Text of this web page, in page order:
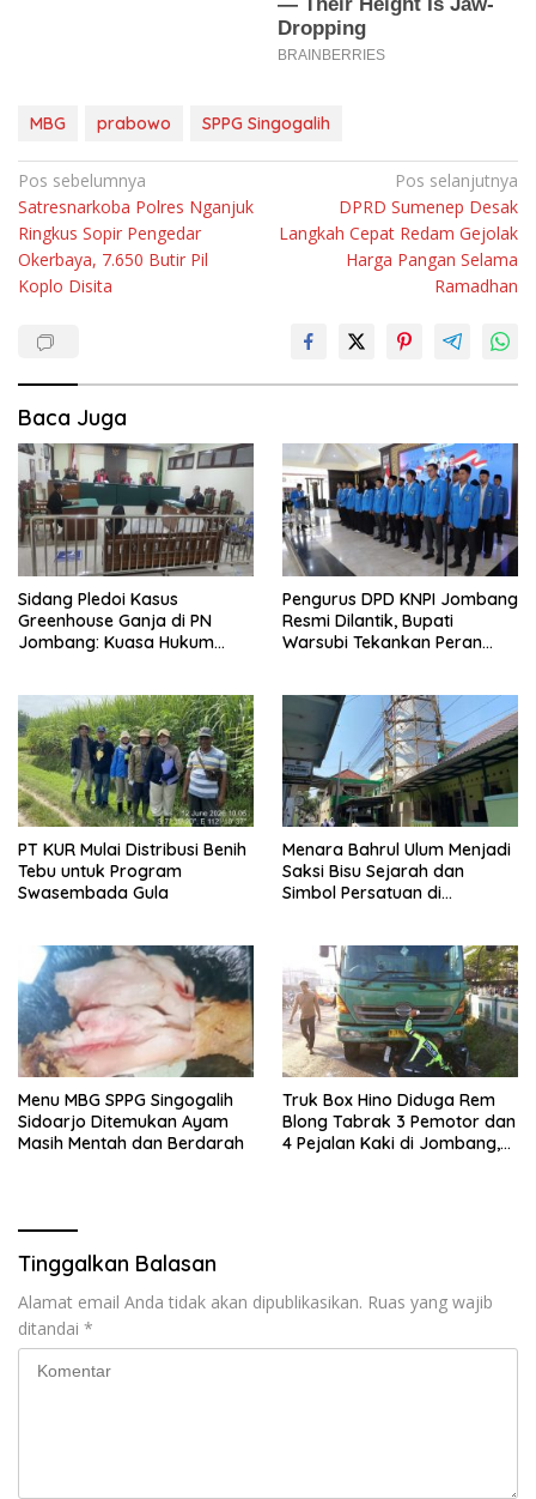
MBG prabowo SPPG Singogalih
Navigasi
pos
Pos sebelumnya
Satresnarkoba Polres Nganjuk
Ringkus Sopir Pengedar
Okerbaya, 7.650 Butir Pil
Koplo Disita
Pos selanjutnya
DPRD Sumenep Desak
Langkah Cepat Redam Gejolak
Harga Pangan Selama
Ramadhan
Baca Juga
Sidang Pledoi Kasus
Greenhouse Ganja di PN
Jombang: Kuasa Hukum
Pengurus DPD KNPI Jombang
Resmi Dilantik, Bupati
Warsubi Tekankan Peran
PT KUR Mulai Distribusi Benih
Tebu untuk Program
Swasembada Gula
Menara Bahrul Ulum Menjadi
Saksi Bisu Sejarah dan
Simbol Persatuan di
Menu MBG SPPG Singogalih
Sidoarjo Ditemukan Ayam
Masih Mentah dan Berdarah
Truk Box Hino Diduga Rem
Blong Tabrak 3 Pemotor dan
4 Pejalan Kaki di Jombang,
Tinggalkan Balasan
Alamat email Anda tidak akan dipublikasikan. Ruas yang wajib
ditandai *